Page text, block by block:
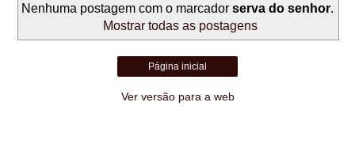
Nenhuma postagem com o marcador serva do senhor.
Mostrar todas as postagens
Página inicial
Ver versão para a web